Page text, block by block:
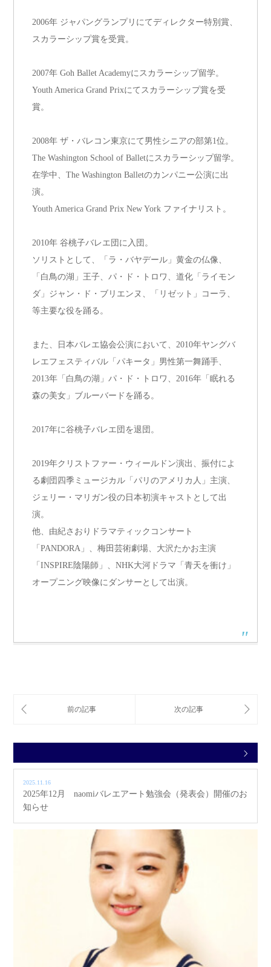
2006年 ジャパングランプリにてディレクター特別賞、
スカラーシップ賞を受賞。
2007年 Goh Ballet Academyにスカラーシップ留学。
Youth America Grand Prixにてスカラーシップ賞を受
賞。
2008年 ザ・バレコン東京にて男性シニアの部第1位。
The Washington School of Balletにスカラーシップ留学。
在学中、The Washington Balletのカンパニー公演に出
演。
Youth America Grand Prix New York ファイナリスト。
2010年 谷桃子バレエ団に入団。
ソリストとして、「ラ・バヤデール」黄金の仏像、
「白鳥の湖」王子、パ・ド・トロワ、道化「ライモン
ダ」ジャン・ド・ブリエンヌ、「リゼット」コーラ、
等主要な役を踊る。
また、日本バレエ協会公演において、2010年ヤングバ
レエフェスティバル「パキータ」男性第一舞踊手、
2013年「白鳥の湖」パ・ド・トロワ、2016年「眠れる
森の美女」ブルーバードを踊る。
2017年に谷桃子バレエ団を退団。
2019年クリストファー・ウィールドン演出、振付によ
る劇団四季ミュージカル「パリのアメリカ人」主演、
ジェリー・マリガン役の日本初演キャストとして出
演。
他、由紀さおりドラマティックコンサート
「PANDORA」、梅田芸術劇場、大沢たかお主演
「INSPIRE陰陽師」、NHK大河ドラマ「青天を衝け」
オープニング映像にダンサーとして出演。
2025.11.16
2025年12月 naomiバレエアート勉強会（発表会）開催のお
知らせ